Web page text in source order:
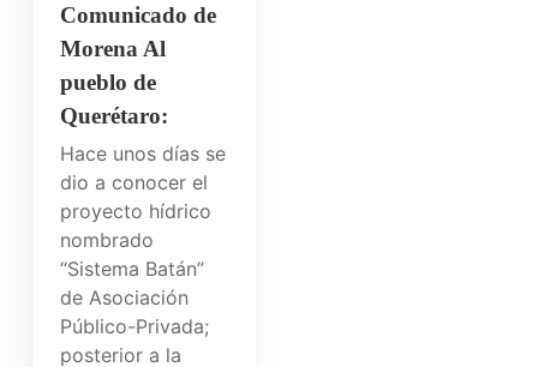
Comunicado de
Morena Al
pueblo de
Querétaro:
Hace unos días se
dio a conocer el
proyecto hídrico
nombrado
“Sistema Batán”
de Asociación
Público-Privada;
posterior a la